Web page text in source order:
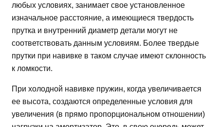
любых условиях, занимает свое установленное
изначальное расстояние, а имеющиеся твердость
прутка и внутренний диаметр детали могут не
соответствовать данным условиям. Более твердые
прутки при навивке в таком случае имеют склонность
к ломкости.
При холодной навивке пружин, когда увеличивается
ее высота, создаются определенные условия для
увеличения (в прямо пропорциональном отношении)